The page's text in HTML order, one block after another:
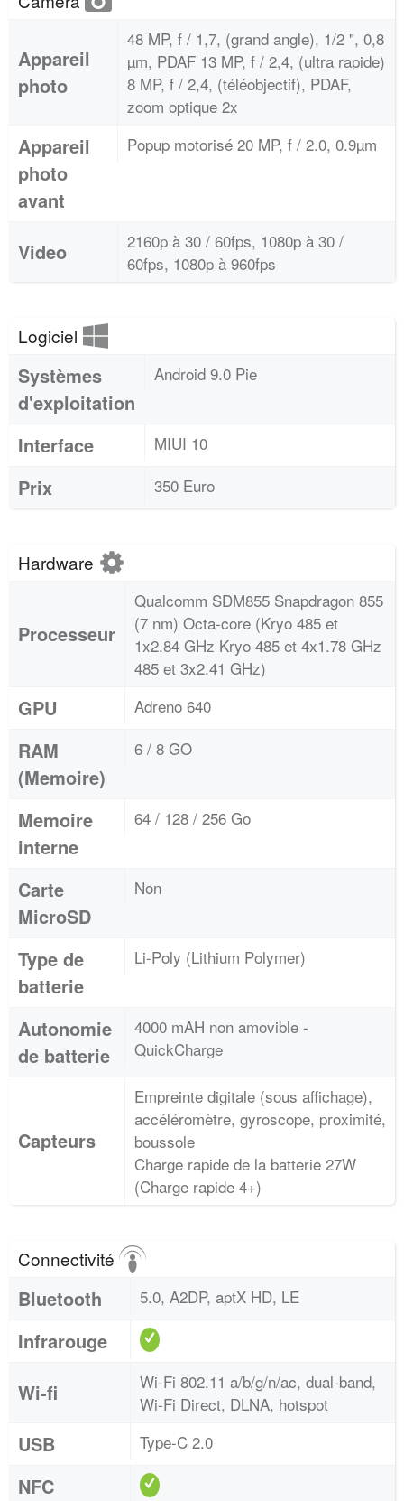
Appareil
photo
48 MP, f / 1,7, (grand angle), 1/2 ", 0,8
µm, PDAF 13 MP, f / 2,4, (ultra rapide)
8 MP, f / 2,4, (téléobjectif), PDAF,
zoom optique 2x
Appareil
photo
avant
Popup motorisé 20 MP, f / 2.0, 0.9µm
Video
2160p à 30 / 60fps, 1080p à 30 /
60fps, 1080p à 960fps
Logiciel
Systèmes
d'exploitation
Android 9.0 Pie
Interface MIUI 10
Prix 350 Euro
Hardware
Processeur
Qualcomm SDM855 Snapdragon 855
(7 nm) Octa-core (Kryo 485 et
1x2.84 GHz Kryo 485 et 4x1.78 GHz
485 et 3x2.41 GHz)
GPU Adreno 640
RAM
(Memoire)
6 / 8 GO
Memoire
interne
64 / 128 / 256 Go
Carte
MicroSD
Non
Type de
batterie
Li-Poly (Lithium Polymer)
Autonomie
de batterie
4000 mAH non amovible -
QuickCharge
Capteurs
Empreinte digitale (sous affichage),
accéléromètre, gyroscope, proximité,
boussole
Charge rapide de la batterie 27W
(Charge rapide 4+)
Connectivité
Bluetooth 5.0, A2DP, aptX HD, LE
Infrarouge
Wi-fi
Wi-Fi 802.11 a/b/g/n/ac, dual-band,
Wi-Fi Direct, DLNA, hotspot
USB Type-C 2.0
NFC